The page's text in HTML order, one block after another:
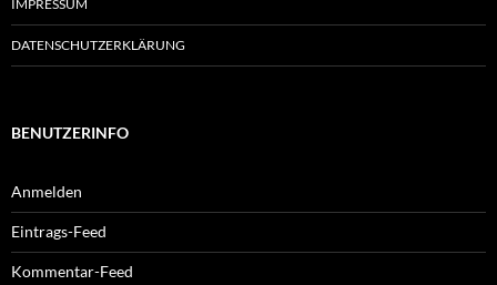
IMPRESSUM
DATENSCHUTZERKLÄRUNG
BENUTZERINFO
Anmelden
Eintrags-Feed
Kommentar-Feed